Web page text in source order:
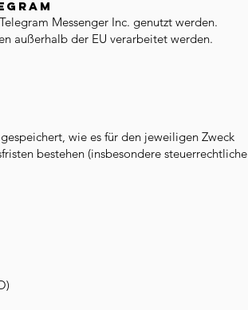
Messenger Inc. genutzt werden.
außerhalb der EU verarbeitet werden.
wie es für den jeweiligen Zweck
bestehen (insbesondere steuerrechtliche